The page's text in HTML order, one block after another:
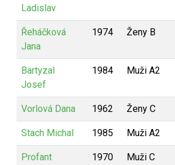
Ladislav
Řeháčková
Jana
1974 Ženy B
Bartyzal
Josef
1984 Muži A2
Vorlová Dana 1962 Ženy C
Stach Michal 1985 Muži A2
Profant
1970 Muži C